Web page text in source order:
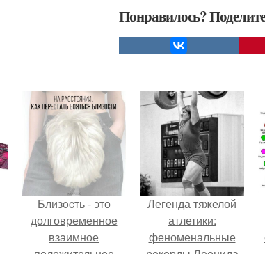
Понравилось?
Близocть - это
долговременное
взаимное
Легенда тяжелой
атлетики:
феноменальные